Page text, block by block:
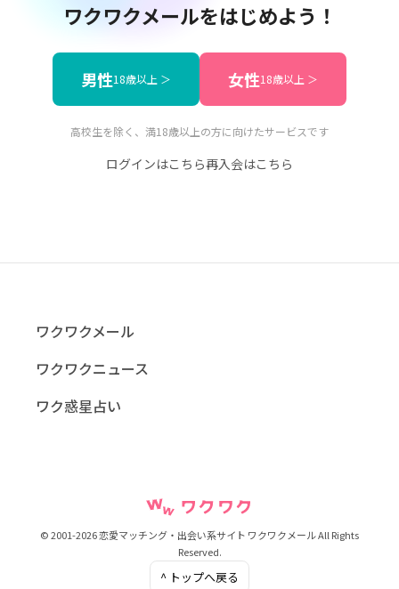
ワクワクメールをはじめよう！
男性18歳以上 ＞ 女性18歳以上 ＞
高校生を除く、満18歳以上の方に向けたサービスです
ログインはこちら再入会はこちら
ワクワクメール
ワクワクニュース
ワク惑星占い
© 2001-2026 恋愛マッチング・出会い系サイト ワクワクメール All Rights
Reserved.
^ トップへ戻る